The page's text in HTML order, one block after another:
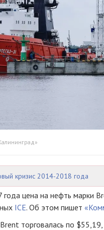
кризис 2014-2018 года
цена на нефть марки
ICE. Об этом пишет
торговалась по $55,19,